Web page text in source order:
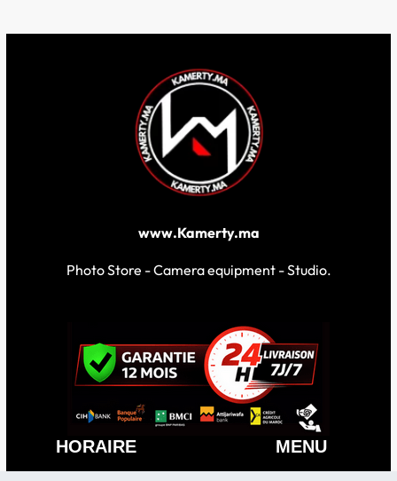
www.Kamerty.ma
Photo Store - Camera equipment - Studio.
HORAIRE MENU